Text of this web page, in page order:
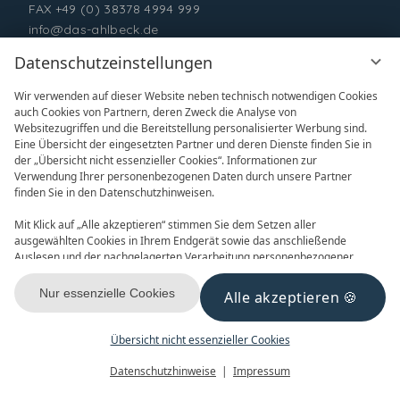
Datenschutzeinstellungen
Wir verwenden auf dieser Website neben technisch notwendigen Cookies
auch Cookies von Partnern, deren Zweck die Analyse von
Websitezugriffen und die Bereitstellung personalisierter Werbung sind.
Eine Übersicht der eingesetzten Partner und deren Dienste finden Sie in
der „Übersicht nicht essenzieller Cookies“. Informationen zur
Verwendung Ihrer personenbezogenen Daten durch unsere Partner
finden Sie in den Datenschutzhinweisen.
Mit Klick auf „Alle akzeptieren“ stimmen Sie dem Setzen aller
ausgewählten Cookies in Ihrem Endgerät sowie das anschließende
Auslesen und der nachgelagerten Verarbeitung personenbezogener
Daten (z.B. Ihrer IP-Adresse) durch uns und unseren Partnern zu. Falls
Sie damit nicht einverstanden sind, klicken Sie bitte auf „Nur essenzielle
Cookies“. Eine individuelle Auswahl können Sie unter „Übersicht nicht
essenzieller Cookies“ tätigen. Sie können Ihre Auswahl im Fußbereich
dieser Website oder in den Datenschutzhinweisen jederzeit aufrufen und
Alle akzeptieren
Nur essenzielle Cookies
Übersicht nicht essenzieller Cookies
Datenschutzhinweise Impressum
GutscheineBuchen
FAX +49 (0) 38378 4994 999
info@das-ahlbeck.de
ONLINE BUCHEN ANFRAGEN
GUTSCHEINE NEWSLETTER